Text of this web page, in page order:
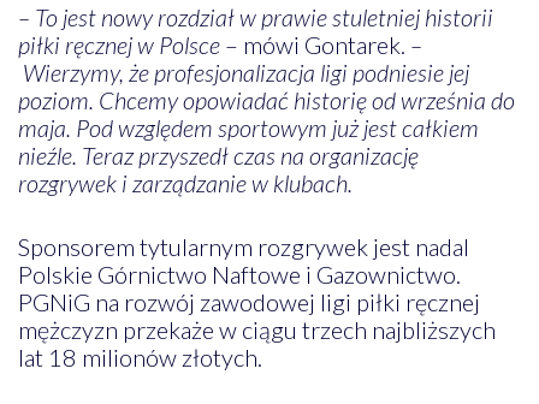
– To jest nowy rozdział w prawie stuletniej historii
piłki ręcznej w Polsce– mówi Gontarek. –
Wierzymy, że profesjonalizacja ligi podniesie jej
poziom. Chcemy opowiadać historię od września do
maja. Pod względem sportowym już jest całkiem
nieźle. Teraz przyszedł czas na organizację
rozgrywek i zarządzanie w klubach.
Sponsorem tytularnym rozgrywek jest nadal
Polskie Górnictwo Naftowe i Gazownictwo.
PGNiG na rozwój zawodowej ligi piłki ręcznej
mężczyzn przekaże w ciągu trzech najbliższych
lat 18 milionów złotych.